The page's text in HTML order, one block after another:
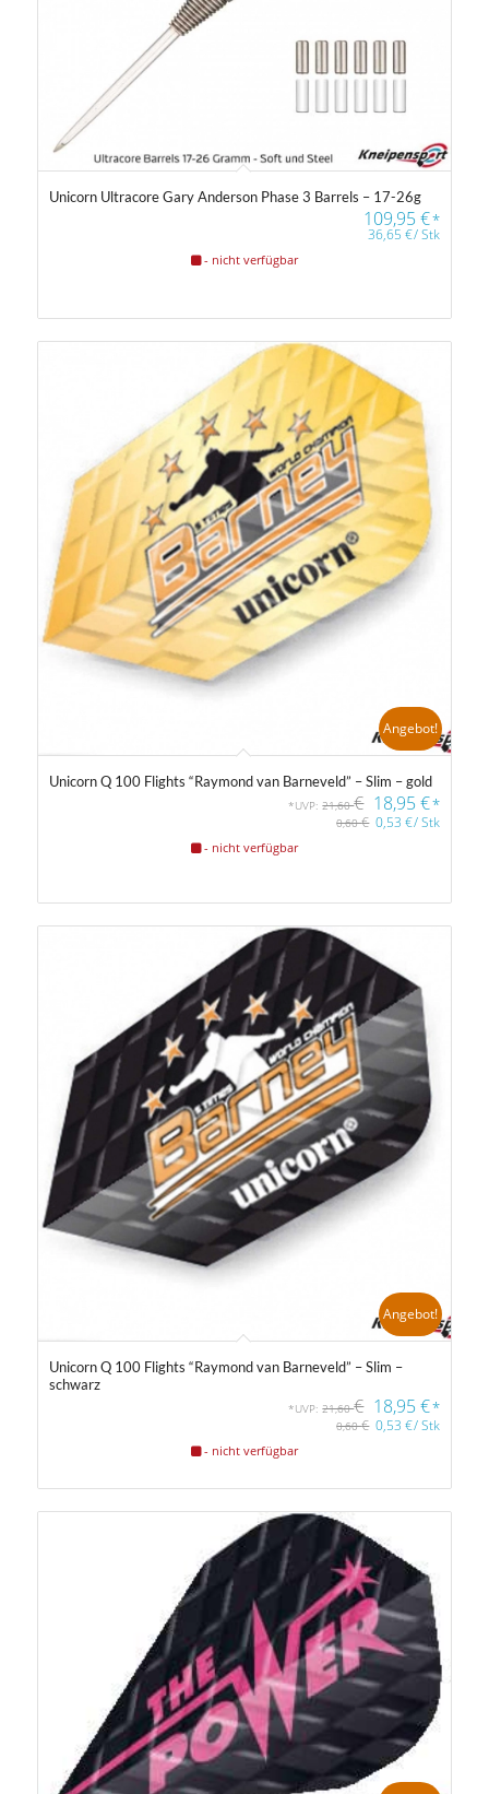
Unicorn Ultracore Gary Anderson Phase 3 Barrels – 17-26g
109,95€*
36,65€/Stk
- nicht verfügbar
Unicorn Q 100 Flights “Raymond van Barneveld” – Slim – gold
*UVP: 21,60€ 18,95€*
Angebot!
0,60€ 0,53€/Stk
- nicht verfügbar
Unicorn Q 100 Flights “Raymond van Barneveld” – Slim –
schwarz
*UVP: 21,60€ 18,95€*
Angebot!
0,60€ 0,53€/Stk
- nicht verfügbar